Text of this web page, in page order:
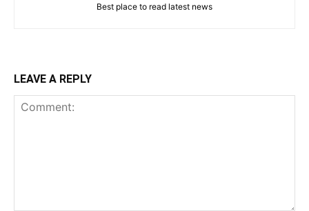
Best place to read latest news
LEAVE A REPLY